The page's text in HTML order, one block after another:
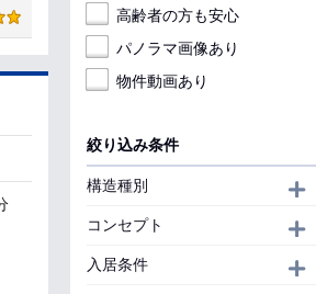
高齢者の方も安心
パノラマ画像あり
物件動画あり
絞り込み条件
構造種別
コンセプト
入居条件